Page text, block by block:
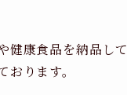
健康食品を納品し
ります。